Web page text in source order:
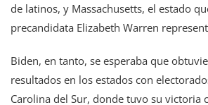
de latinos, y Massachusetts, el estado
precandidata Elizabeth Warren
Biden, en tanto, se esperaba que
resultados en los estados con
Carolina del Sur, donde tuvo su victoria